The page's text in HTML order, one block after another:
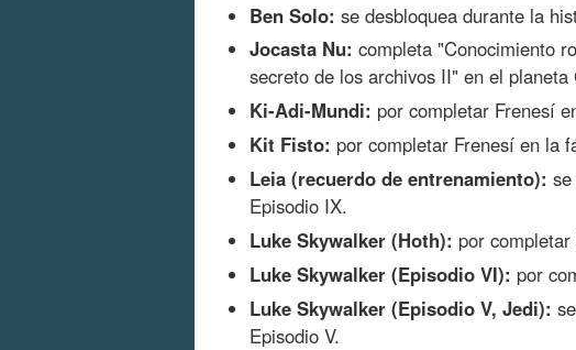
Ben Solo: se desbloquea durante la
Jocasta Nu: completa "Conocimiento
secreto de los archivos II" en el
Ki-Adi-Mundi: por completar Frenesí
Kit Fisto: por completar Frenesí en la
Leia (recuerdo de entrenamiento):
Episodio IX.
Luke Skywalker (Hoth): por
Luke Skywalker (Episodio VI): por
Luke Skywalker (Episodio V, Jedi):
Episodio V.